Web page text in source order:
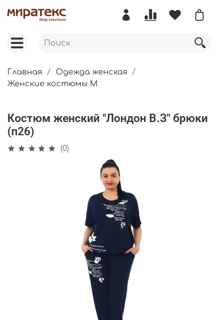
Главная
Одежда женская
Женские костюмы М
Костюм женский "Лондон В.З" брюки
(п26)
(0)